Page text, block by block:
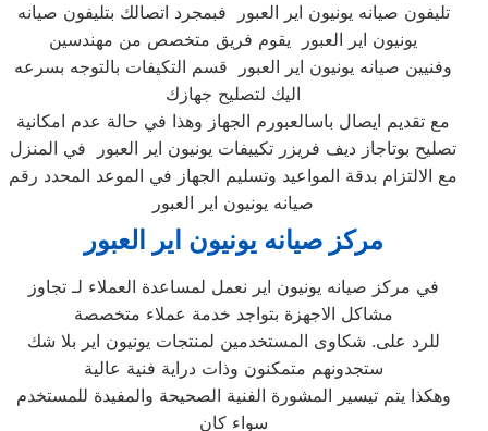
تليفون صيانه يونيون اير العبور فبمجرد اتصالك بتليفون صيانه
يونيون اير العبور يقوم فريق متخصص من مهندسين
وفنيين صيانه يونيون اير العبور قسم التكيفات بالتوجه بسرعه
اليك لتصليح جهازك
مع تقديم ايصال باسالعبورم الجهاز وهذا في حالة عدم امكانية
تصليح بوتاجاز ديف فريزر تكييفات يونيون اير العبور في المنزل
مع الالتزام بدقة المواعيد وتسليم الجهاز في الموعد المحدد رقم
صيانه يونيون اير العبور
مركز صيانه يونيون اير العبور
في مركز صيانه يونيون اير نعمل لمساعدة العملاء لـ تجاوز
مشاكل الاجهزة بتواجد خدمة عملاء متخصصة
للرد على. شكاوى المستخدمين لمنتجات يونيون اير بلا شك
ستجدونهم متمكنون وذات دراية فنية عالية
وهكذا يتم تيسير المشورة الفنية الصحيحة والمفيدة للمستخدم
سواء كان